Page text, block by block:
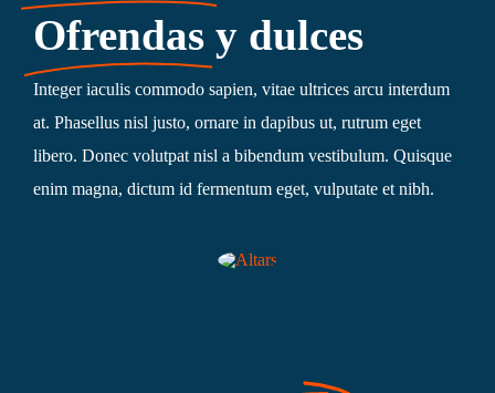
Ofrendas y dulces
Integer iaculis commodo sapien, vitae ultrices arcu interdum
at. Phasellus nisl justo, ornare in dapibus ut, rutrum eget
libero. Donec volutpat nisl a bibendum vestibulum. Quisque
enim magna, dictum id fermentum eget, vulputate et nibh.